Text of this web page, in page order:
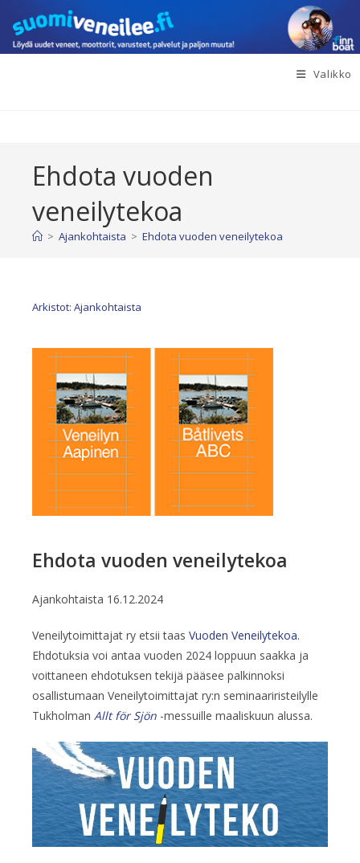
suoraan
sisältöön
Valikko
Ehdota vuoden
veneilytekoa
> Ajankohtaista > Ehdota vuoden veneilytekoa
Arkistot: Ajankohtaista
Ehdota vuoden veneilytekoa
Ajankohtaista 16.12.2024
Veneilytoimittajat ry etsii taas Vuoden Veneilytekoa.
Ehdotuksia voi antaa vuoden 2024 loppuun saakka ja
voittaneen ehdotuksen tekijä pääsee palkinnoksi
osallistumaan Veneilytoimittajat ry:n seminaariristeilylle
Tukholman Allt för Sjön -messuille maaliskuun alussa.